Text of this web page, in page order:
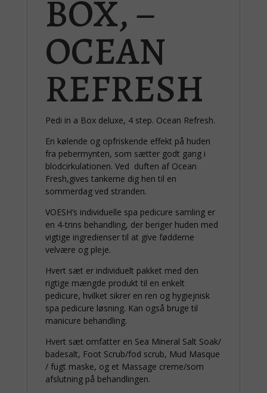
BOX, –
OCEAN
REFRESH
Pedi in a Box deluxe, 4 step. Ocean Refresh.
En kølende og opfriskende effekt på huden
fra pebermynten, som sætter godt gang i
blodcirkulationen. Ved duften af Ocean
Fresh,gives tankerne dig hen til en
sommerdag ved stranden.
VOESH’s individuelle spa pedicure samling er
en 4-trins behandling, der beriger huden med
vigtige ingredienser til at give fødderne
velvære og pleje.
Hvert sæt er individuelt pakket med den
rigtige mængde produkt til en enkelt
pedicure, hvilket sikrer en ren og hygiejnisk
spa pedicure løsning. Kan også bruge til
manicure behandling.
Hvert sæt omfatter en Sea Mineral Salt Soak/
badesalt, Foot Scrub/fod scrub, Mud Masque
/ fugt maske, og et Massage creme/som
afslutning på behandlingen.